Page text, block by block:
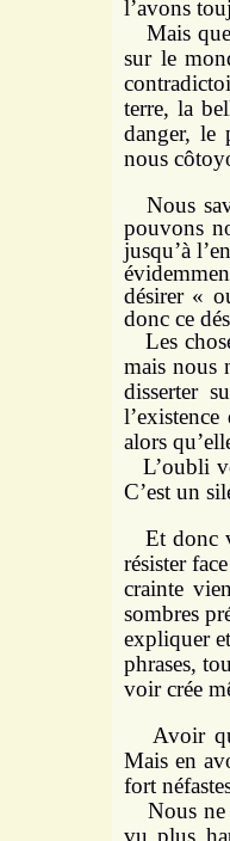
l’avons
Mais que
sur le
terre, la
danger, le
nous
Nous
pouvons
jusqu’à
désirer «
donc ce
Les
mais nous
disserter
alors
L’oubli
C’est un
Et donc
résister
crainte
sombres
expliquer
phrases,
voir crée
Avoir
Mais en
fort
Nous ne
vu plus